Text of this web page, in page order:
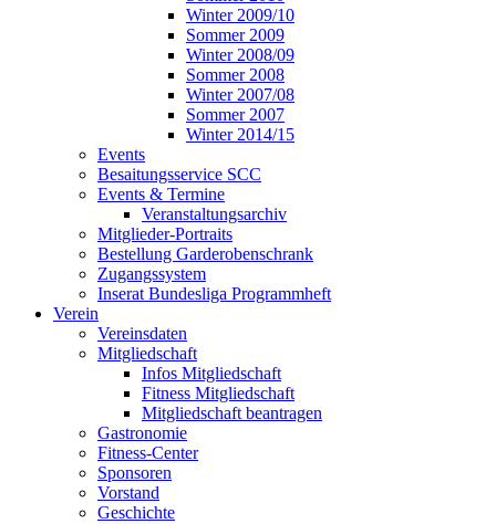
Winter 2009/10
Sommer 2009
Winter 2008/09
Sommer 2008
Winter 2007/08
Sommer 2007
Winter 2014/15
Events
Besaitungsservice SCC
Events & Termine
Veranstaltungsarchiv
Mitglieder-Portraits
Bestellung Garderobenschrank
Zugangssystem
Inserat Bundesliga Programmheft
Verein
Vereinsdaten
Mitgliedschaft
Infos Mitgliedschaft
Fitness Mitgliedschaft
Mitgliedschaft beantragen
Gastronomie
Fitness-Center
Sponsoren
Vorstand
Geschichte